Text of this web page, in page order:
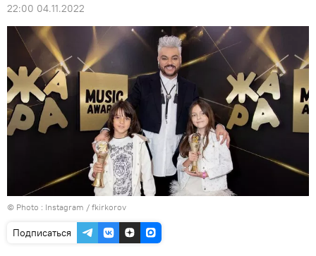
22:00 04.11.2022
© Photo : Instagram / fkirkorov
Подписаться